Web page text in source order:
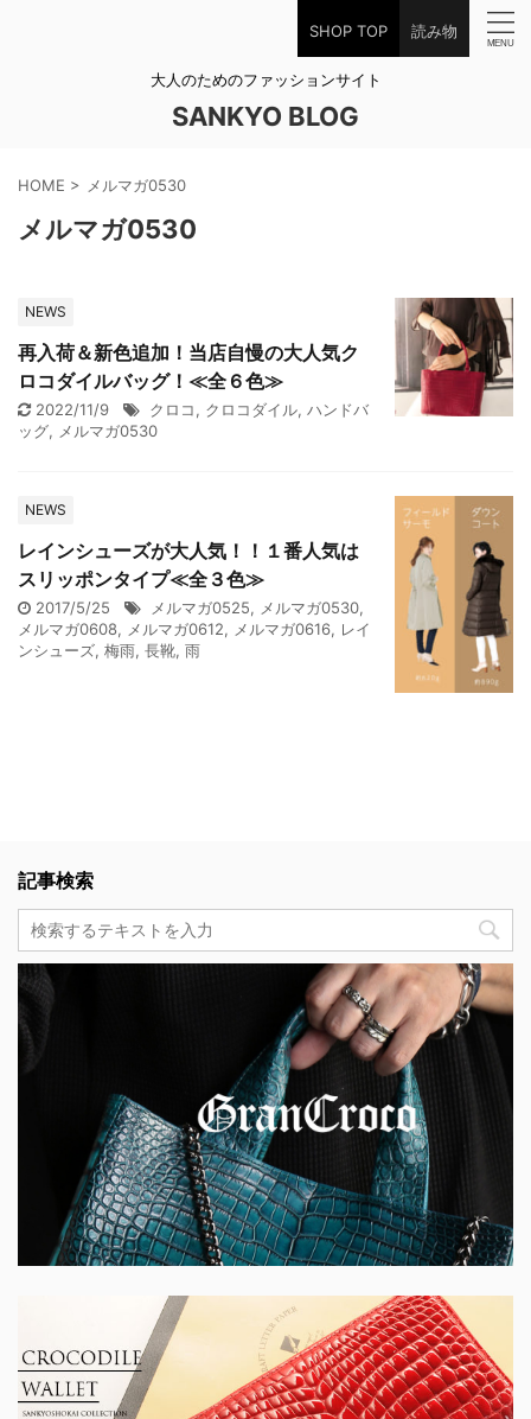
SHOP TOP 読み物
大人のためのファッションサイト
SANKYO BLOG
HOME > メルマガ0530
メルマガ0530
NEWS
再入荷＆新色追加！当店自慢の大人気ク
ロコダイルバッグ！≪全６色≫
2022/11/9 クロコ, クロコダイル, ハンドバ
ッグ, メルマガ0530
NEWS
レインシューズが大人気！！１番人気は
スリッポンタイプ≪全３色≫
2017/5/25 メルマガ0525, メルマガ0530,
メルマガ0608, メルマガ0612, メルマガ0616, レイ
ンシューズ, 梅雨, 長靴, 雨
記事検索